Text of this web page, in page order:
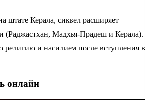
штате Керала, сиквел расширяет
(Раджастхан, Мадхья-Прадеш и Керала).
и насилием после вступления в
онлайн